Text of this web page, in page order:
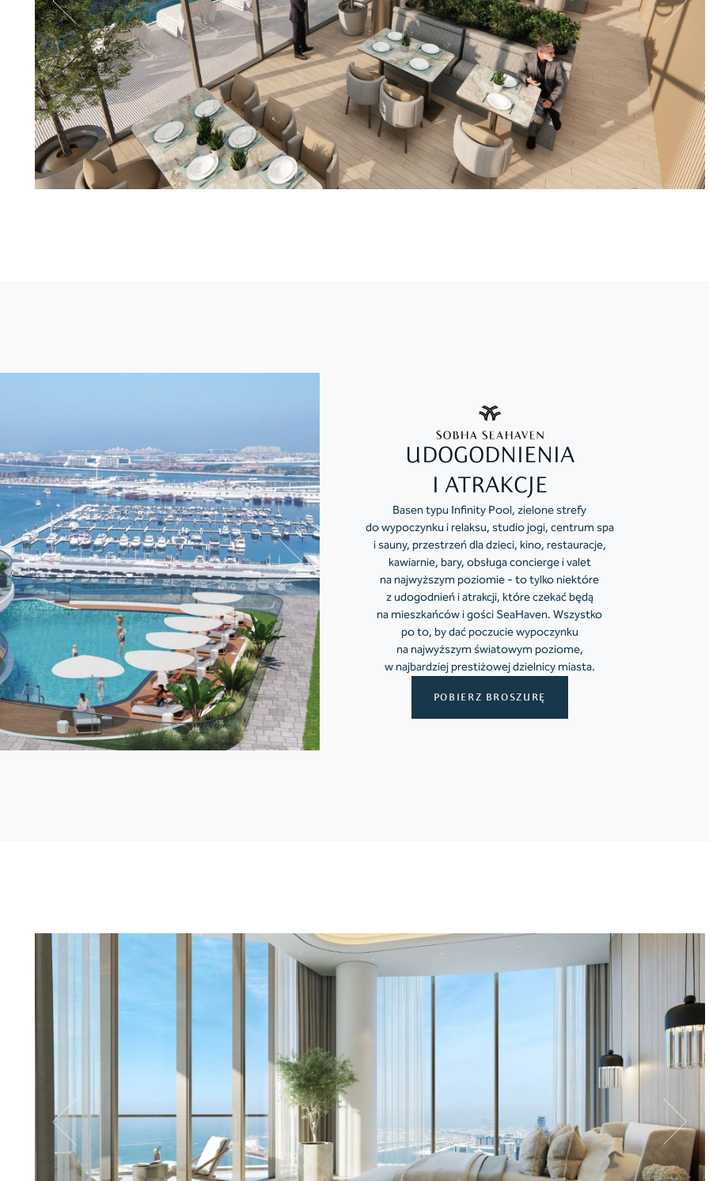
UDOGODNIENIA
I ATRAKCJE
Basen typu Infinity Pool, zielone strefy
do wypoczynku i relaksu, studio jogi, centrum spa
i sauny, przestrzeń dla dzieci, kino, restauracje,
kawiarnie, bary, obsługa concierge i valet
na najwyższym poziomie - to tylko niektóre
z udogodnień i atrakcji, które czekać będą
na mieszkańców i gości SeaHaven. Wszystko
po to, by dać poczucie wypoczynku
na najwyższym światowym poziome,
w najbardziej prestiżowej dzielnicy miasta.
POBIERZ BROSZURĘ